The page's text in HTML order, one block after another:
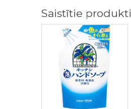
Saistītie produkti